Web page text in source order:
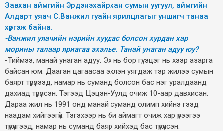
Завхан аймгийн Эрдэнэхайрхан сумын уугуул, аймгийн
Алдарт уяач С.Ванжил гуайн ярилцлагыг уншигч танаа
хүргэж байна.
-Ванжил уяачийн нэрийн хуудас болсон хурдан хар
морины талаар яриагаа эхэлье. Танай унаган адуу юу?
-Тиймээ, манай унаган адуу. Эх нь бор гүү, эцэг нь хээр азарга
байсан юм. Дааган цагаасаа эхлэн уягдаж тэр жилээ сумын
баярт түрүүлээд, намар нь суманд болсон бас нэг уралдаанд
дахиад түрүүлсэн. Тэгээд Цэцэн-Уулд очиж 10-аар давхисан.
Дараа жил нь 1991 онд манай суманд олимп хийнэ гээд
наадам хийгээгүй. Тэгэхээр нь би аймагт очиж хар үрээгээ
түрүүлгээд, намар нь суманд баяр хийхэд бас түрүүлсэн.